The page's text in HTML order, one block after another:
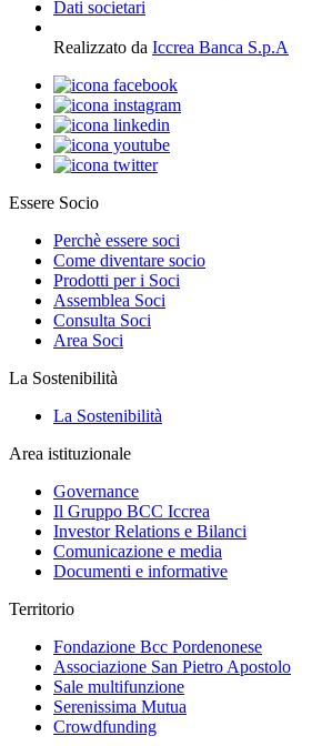
Dati societari
Realizzato da Iccrea Banca S.p.A
Essere Socio
Perchè essere soci
Come diventare socio
Prodotti per i Soci
Assemblea Soci
Consulta Soci
Area Soci
La Sostenibilità
La Sostenibilità
Area istituzionale
Governance
Il Gruppo BCC Iccrea
Investor Relations e Bilanci
Comunicazione e media
Documenti e informative
Territorio
Fondazione Bcc Pordenonese
Associazione San Pietro Apostolo
Sale multifunzione
Serenissima Mutua
Crowdfunding